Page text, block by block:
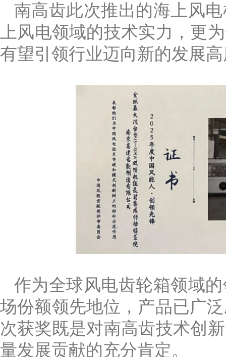
南高齿此次推出的海上风
上风电领域的技术实力，更
有望引领行业迈向新的发展
作为全球风电齿轮箱领域
场份额领先地位，产品已广
次获奖既是对南高齿技术创
量发展贡献的充分肯定。